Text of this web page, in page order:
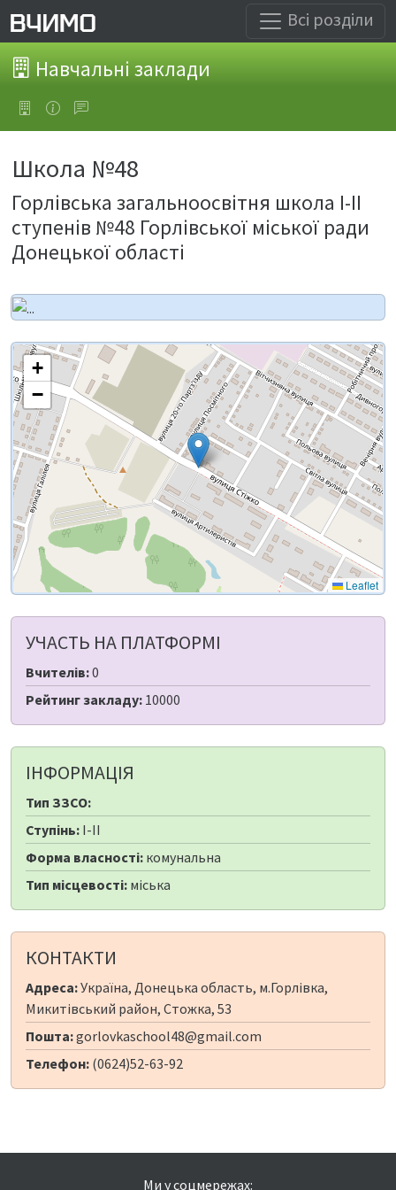
Всі розділи
Навчальні заклади
Школа №48
Горлівська загальноосвітня школа І-ІІ
ступенів №48 Горлівської міської ради
Донецької області
+
−
Leaflet
УЧАСТЬ НА ПЛАТФОРМІ
Вчителів:0
Рейтинг закладу: 10000
ІНФОРМАЦІЯ
Тип ЗЗСО:
Ступінь: I-II
Форма власності: комунальна
Тип місцевості: міська
КОНТАКТИ
Адреса:Україна, Донецька область, м.Горлівка,
Микитівський район, Стожка, 53
Пошта:gorlovkaschool48@gmail.com
Телефон: (0624)52-63-92
Ми у соцмережах: